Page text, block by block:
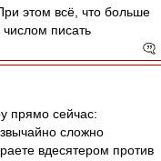
этом всё, что больше
писать
прямо сейчас:
сложно
вдесятером против